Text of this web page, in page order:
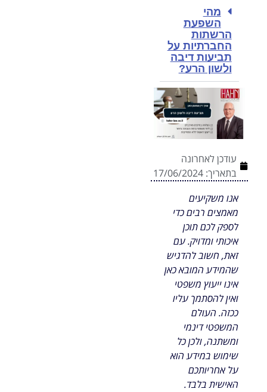
מהי
השפעת
הרשתות
החברתיות על
תביעות דיבה
ולשון הרע?
עודכן לאחרונה
בתאריך: 17/06/2024
אנו משקיעים
מאמצים רבים כדי
לספק לכם תוכן
איכותי ומדויק. עם
זאת, חשוב להדגיש
שהמידע המובא כאן
אינו ייעוץ משפטי
ואין להסתמך עליו
ככזה. העולם
המשפטי דינמי
ומשתנה, ולכן כל
שימוש במידע הוא
על אחריותכם
האישית בלבד.